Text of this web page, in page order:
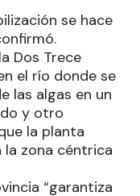
se hace
Dos Trece
el río donde se
las algas en un
y otro
la planta
zona céntrica
“garantiza